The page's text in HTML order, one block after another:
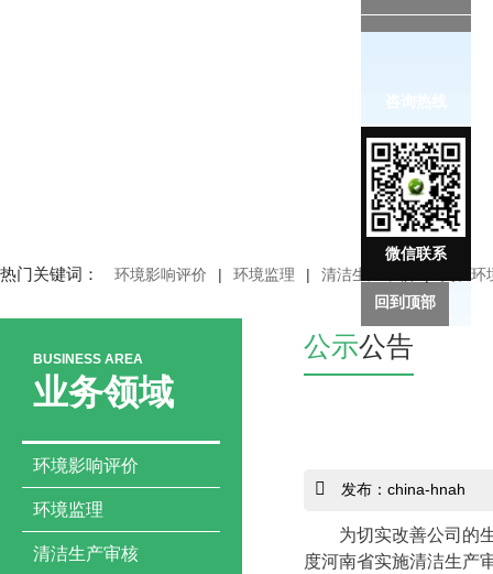
热门关键词： 环境影响评价 | 环境监理 | 清洁生产审核 突发
BUSINESS AREA
业务领域
环境影响评价
环境监理
清洁生产审核
公示公告
发布：china-hnah
为切实改善公司的
度河南省实施清洁生产
微信联系
回到顶部